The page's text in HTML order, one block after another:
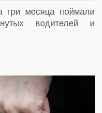
три месяца поймали
водителей и